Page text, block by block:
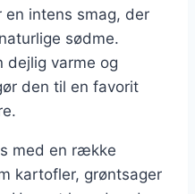
en intens smag, der
sødme.
dejlig varme og
den til en favorit
med en række
kartofler, grøntsager